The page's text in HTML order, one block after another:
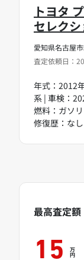
愛知県名古屋
査定依頼日：
トヨタ
セレク
年式：2012
系 | 車検：
燃料：ガソ
修復歴：なし
最高査定額
15 万
円